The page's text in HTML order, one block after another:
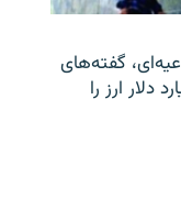
گفته‌های
درباره گم شدن ۹ میلیارد دلار ارز را